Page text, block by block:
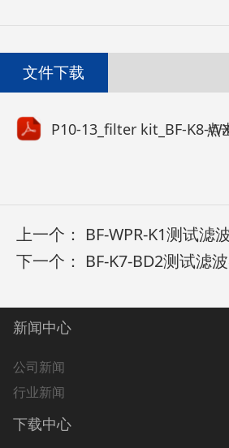
文件下载
点
上一个： BF-WPR-K1测试滤
下一个： BF-K7-BD2测试滤
新闻中心
公司新闻
行业新闻
下载中心